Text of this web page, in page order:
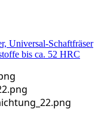
Universal-Schaftfräser
bis ca. 52 HRC